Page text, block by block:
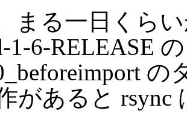
まる一日くら
1-6-RELEASE
があると rsync